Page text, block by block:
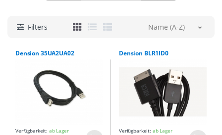
Filters Name (A-Z)
Dension 35UA2UA02
Verfügbarkeit: ab Lager
Dension BLR1ID0
Verfügbarkeit: ab Lager